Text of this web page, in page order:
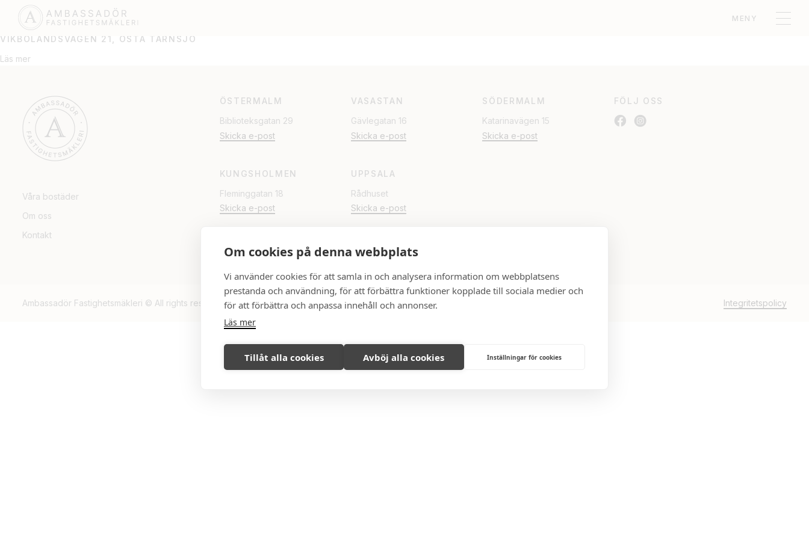
Om cookies på denna webbplats
Vi använder cookies för att samla in och analysera information om webbplatsens
prestanda och användning, för att förbättra funktioner kopplade till sociala medier och
för att förbättra och anpassa innehåll och annonser.
Läs mer
Tillåt alla cookies Avböj alla cookies Inställningar för cookies
MENY
HEBY
VIKBOLANDSVÄGEN 21, ÖSTA TÄRNSJÖ
Läs mer
Våra bostäder
Om oss
Kontakt
ÖSTERMALM
Biblioteksgatan 29
Skicka e-post
VASASTAN
Gävlegatan 16
Skicka e-post
SÖDERMALM
Katarinavägen 15
Skicka e-post
KUNGSHOLMEN
Fleminggatan 18
Skicka e-post
UPPSALA
Rådhuset
Skicka e-post
FÖLJ OSS
Ambassadör Fastighetsmäkleri © All rights reserved, 2026. Integritetspolicy